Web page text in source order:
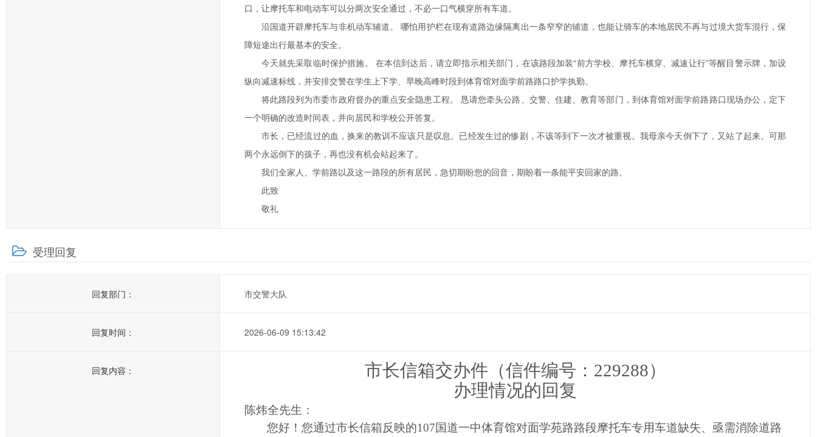
口，让摩托车和电动车可以分两次安全通过，不必一口气横穿所有车道。
沿国道开辟摩托车与非机动车辅道。 哪怕用护栏在现有道路边缘隔离出一条窄窄的辅道，也能让骑车的本地居民不再与过境大货车混行，保
障短途出行最基本的安全。
今天就先采取临时保护措施。 在本信到达后，请立即指示相关部门，在该路段加装“前方学校、摩托车横穿、减速让行”等醒目警示牌，加设
纵向减速标线，并安排交警在学生上下学、早晚高峰时段到体育馆对面学前路路口护学执勤。
将此路段列为市委市政府督办的重点安全隐患工程。 恳请您牵头公路、交警、住建、教育等部门，到体育馆对面学前路路口现场办公，定下
一个明确的改造时间表，并向居民和学校公开答复。
市长，已经流过的血，换来的教训不应该只是叹息。已经发生过的惨剧，不该等到下一次才被重视。我母亲今天倒下了，又站了起来。可那
两个永远倒下的孩子，再也没有机会站起来了。
我们全家人、学前路以及这一路段的所有居民，急切期盼您的回音，期盼着一条能平安回家的路。
此致
敬礼
受理回复
回复部门： 市交警大队
回复时间： 2026-06-09 15:13:42
回复内容： 市长信箱交办件（信件编号： 229288）
办理情况的回复
陈炜全先生：
您好！您通过市长信箱反映的107国道一中体育馆对面学苑路路段摩托车专用车道缺失、亟需消除道路